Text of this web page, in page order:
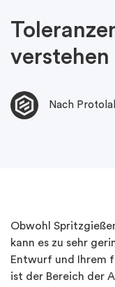
verstehen
Nach
Obwohl
kann es zu sehr
Entwurf und Ihrem
ist der Bereich der